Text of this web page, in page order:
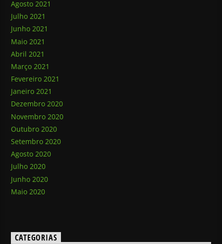
Agosto 2021
Julho 2021
Junho 2021
Maio 2021
Abril 2021
Março 2021
Fevereiro 2021
Janeiro 2021
Dezembro 2020
Novembro 2020
Outubro 2020
Setembro 2020
Agosto 2020
Julho 2020
Junho 2020
Maio 2020
CATEGORIAS